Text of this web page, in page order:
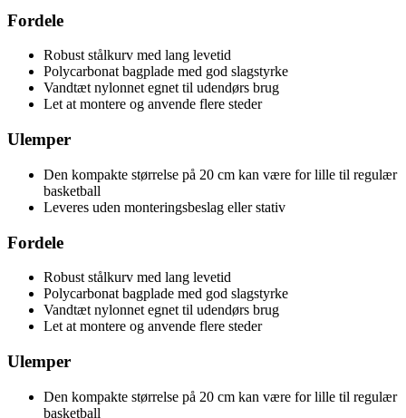
Fordele
Robust stålkurv med lang levetid
Polycarbonat bagplade med god slagstyrke
Vandtæt nylonnet egnet til udendørs brug
Let at montere og anvende flere steder
Ulemper
Den kompakte størrelse på 20 cm kan være for lille til regulær
basketball
Leveres uden monteringsbeslag eller stativ
Fordele
Robust stålkurv med lang levetid
Polycarbonat bagplade med god slagstyrke
Vandtæt nylonnet egnet til udendørs brug
Let at montere og anvende flere steder
Ulemper
Den kompakte størrelse på 20 cm kan være for lille til regulær
basketball